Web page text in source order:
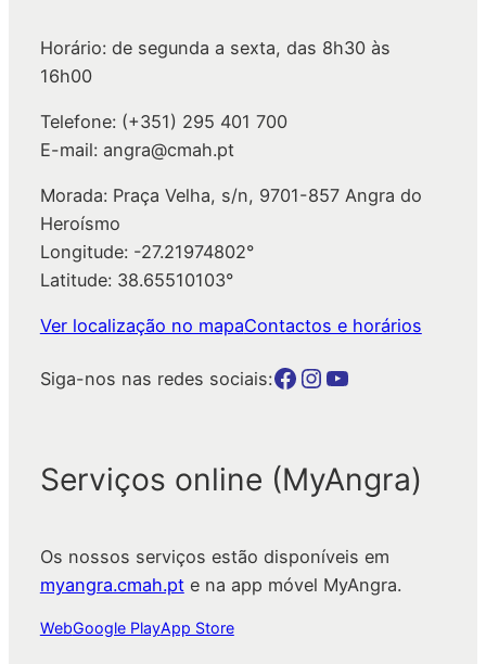
Horário: de segunda a sexta, das 8h30 às
16h00
Telefone: (+351) 295 401 700
E-mail: angra@cmah.pt
Morada: Praça Velha, s/n, 9701-857 Angra do
Heroísmo
Longitude: -27.21974802°
Latitude: 38.65510103°
Ver localização no mapaContactos e horários
Siga-nos nas redes sociais:Botão para a página da autarquia no Facebook Botão para a página da autarquia no Instagram Botão para a página da autarquia no Youtube
Serviços online (MyAngra)
Os nossos serviços estão disponíveis em
myangra.cmah.pt e na app móvel MyAngra.
WebGoogle PlayApp Store